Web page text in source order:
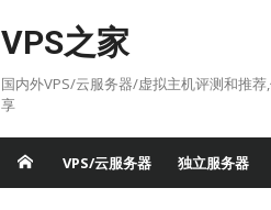
VPS之家
国内外VPS/云服务器/虚拟主机评测和推荐
享
VPS/云服务器 独立服务器